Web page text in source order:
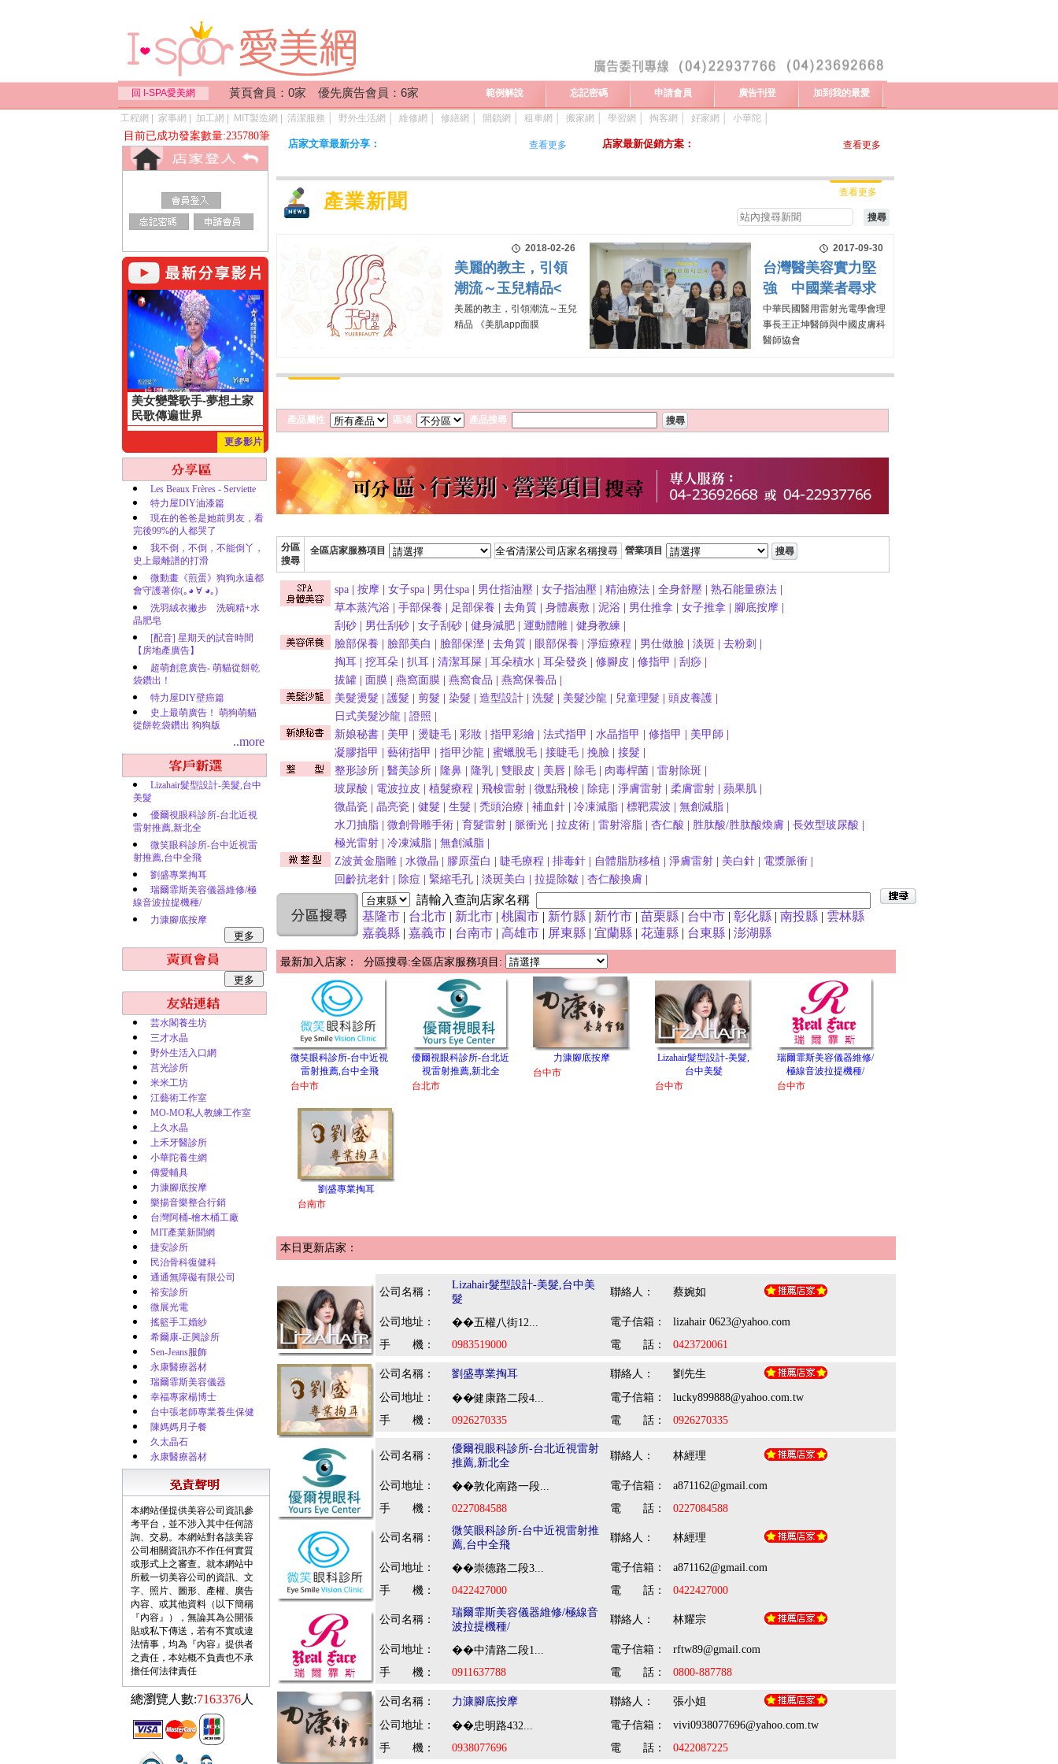
回 I-SPA愛美網 黃頁會員：0家 優先廣告會員：6家 範例解說 忘記密碼 申請會員 廣告刊登 加到我的最愛
工程網 家事網 加工網 MIT製造網 清潔服務 野外生活網 維修網 修繕網 開鎖網 租車網 搬家網 學習網 掏客網 好家網 小華陀
目前已成功發案數量:235780筆
美女變聲歌手-夢想土家
民歌傳遍世界
更多影片
Les Beaux Frères - Serviette
特力屋DIY油漆篇
現在的爸爸是她前男友，看
完後99%的人都哭了
我不倒，不倒，不能倒丫，
史上最離譜的打滑
微動畫《煎蛋》狗狗永遠都
會守護著你(｡◕ ∀ ◕｡)
洗羽絨衣撇步 洗碗精+水
晶肥皂
[配音] 星期天的試音時間
【房地產廣告】
超萌創意廣告- 萌貓從餅乾
袋鑽出！
特力屋DIY壁癌篇
史上最萌廣告！ 萌狗萌貓
從餅乾袋鑽出 狗狗版
..more
Lizahair髮型設計-美髮,台中
美髮
優爾視眼科診所-台北近視
雷射推薦,新北全
微笑眼科診所-台中近視雷
射推薦,台中全飛
劉盛專業掏耳
瑞爾霏斯美容儀器維修/極
線音波拉提機種/
力漮腳底按摩
芸水閣養生坊
三才水晶
野外生活入口網
莒光診所
米米工坊
江藝術工作室
MO-MO私人教練工作室
上久水晶
上禾牙醫診所
小華陀養生網
傳愛輔具
力漮腳底按摩
樂揚音樂整合行銷
台灣阿桶-檜木桶工廠
MIT產業新聞網
捷安診所
民治骨科復健科
通通無障礙有限公司
裕安診所
微展光電
搖籃手工婚紗
希爾康-正興診所
Sen-Jeans服飾
永康醫療器材
瑞爾霏斯美容儀器
幸福專家楊博士
台中張老師專業養生保健
陳媽媽月子餐
久太晶石
永康醫療器材
本網站僅提供美容公司資訊參
考平台，並不涉入其中任何諮
詢、交易。本網站對各該美容
公司相關資訊亦不作任何實質
或形式上之審查。就本網站中
所載一切美容公司的資訊、文
字、照片、圖形、產權、廣告
內容、或其他資料（以下簡稱
『內容』），無論其為公開張
貼或私下傳送，若有不實或違
法情事，均為『內容』提供者
之責任，本站概不負責也不承
擔任何法律責任
總瀏覽人數:7163376人
店家文章最新分享： 查看更多 店家最新促銷方案： 查看更多
產業新聞 查看更多
2018-02-26
美麗的教主，引領
潮流～玉兒精品<
美麗的教主，引領潮流～玉兒
精品 《美肌app面膜
2017-09-30
台灣醫美容實力堅
強 中國業者尋求
中華民國醫用雷射光電學會理
事長王正坤醫師與中國皮膚科
醫師協會
產品屬性 區域 產品搜尋
分區
搜尋
全區店家服務項目 營業項目
spa 按摩 女子spa 男仕spa 男仕指油壓 女子指油壓 精油療法 全身舒壓 熟石能量療法
草本蒸汽浴
手部保養 足部保養 去角質 身體裹敷 泥浴 男仕推拿 女子推拿 腳底按摩
刮砂
男仕刮砂 女子刮砂 健身減肥 運動體雕 健身教練
臉部保養
臉部美白 臉部保溼 去角質 眼部保養 淨痘療程 男仕做臉 淡斑 去粉刺
掏耳
挖耳朵 扒耳 清潔耳屎 耳朵積水 耳朵發炎 修腳皮 修指甲 刮痧
拔罐
面膜 燕窩面膜 燕窩食品 燕窩保養品
美髮燙髮
護髮 剪髮 染髮 造型設計 洗髮 美髮沙龍 兒童理髮 頭皮養護
日式美髮沙龍
證照
新娘秘書
美甲 燙睫毛 彩妝 指甲彩繪 法式指甲 水晶指甲 修指甲 美甲師
凝膠指甲
藝術指甲 指甲沙龍 蜜蠟脫毛 接睫毛 挽臉 接髮
整形診所
醫美診所 隆鼻 隆乳 雙眼皮 美唇 除毛 肉毒桿菌 雷射除斑
玻尿酸
電波拉皮 植髮療程 飛梭雷射 微點飛梭 除痣 淨膚雷射 柔膚雷射 蘋果肌
微晶瓷
晶亮瓷 健髮 生髮 禿頭治療 補血針 冷凍減脂 標靶震波 無創減脂
水刀抽脂
微創骨雕手術 育髮雷射 脈衝光 拉皮術 雷射溶脂 杏仁酸 胜肽酸/胜肽酸煥膚 長效型玻尿酸
極光雷射
冷凍減脂 無創減脂
Z波黃金脂雕
水微晶 膠原蛋白 睫毛療程 排毒針 自體脂肪移植 淨膚雷射 美白針 電漿脈衝
回齡抗老針
除痘 緊縮毛孔 淡斑美白 拉提除皺 杏仁酸換膚
請輸入查詢店家名稱
基隆市 | 台北市 | 新北市 | 桃園市 | 新竹縣 | 新竹市 | 苗栗縣 | 台中市 | 彰化縣 | 南投縣 | 雲林縣
嘉義縣 | 嘉義市 | 台南市 | 高雄市 | 屏東縣 | 宜蘭縣 | 花蓮縣 | 台東縣 | 澎湖縣
最新加入店家： 分區搜尋:全區店家服務項目:
微笑眼科診所-台中近視
雷射推薦,台中全飛
台中市
優爾視眼科診所-台北近
視雷射推薦,新北全
台北市
力漮腳底按摩
台中市
Lizahair髮型設計-美髮,
台中美髮
台中市
瑞爾霏斯美容儀器維修/
極線音波拉提機種/
台中市
劉盛專業掏耳
台南市
本日更新店家：
公司名稱：
Lizahair髮型設計-美髮,台中美
髮
聯絡人： 蔡婉如
公司地址： ��五權八街12... 電子信箱：
lizahair 0623@yahoo.com
手 機：
0983519000 電 話： 0423720061
公司名稱： 劉盛專業掏耳 聯絡人：
劉先生
公司地址：
��健康路二段4... 電子信箱：
lucky899888@yahoo.com.tw
手 機：
0926270335 電 話： 0926270335
公司名稱：
優爾視眼科診所-台北近視雷射
推薦,新北全
聯絡人： 林經理
公司地址： ��敦化南路一段... 電子信箱：
a871162@gmail.com
手 機：
0227084588 電 話： 0227084588
公司名稱：
微笑眼科診所-台中近視雷射推
薦,台中全飛
聯絡人： 林經理
公司地址： ��崇德路二段3... 電子信箱：
a871162@gmail.com
手 機：
0422427000 電 話： 0422427000
公司名稱：
瑞爾霏斯美容儀器維修/極線音
波拉提機種/
聯絡人： 林耀宗
公司地址： ��中清路二段1... 電子信箱：
rftw89@gmail.com
手 機：
0911637788 電 話： 0800-887788
公司名稱： 力漮腳底按摩 聯絡人：
張小姐
公司地址：
��忠明路432... 電子信箱：
vivi0938077696@yahoo.com.tw
手 機：
0938077696 電 話： 0422087225